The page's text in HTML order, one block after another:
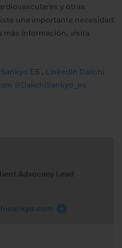
y otras
una importante necesidad
más información, visita
ES , LinkedIn Daiichi
@DaiichiSankyo_es
Advocacy Lead